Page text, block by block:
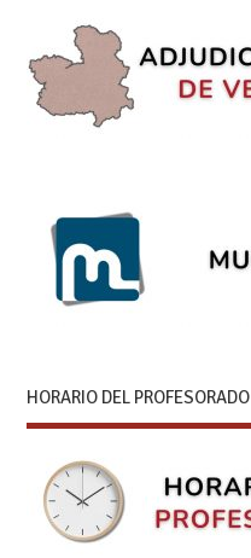
HORARIO DEL PROFESORADO